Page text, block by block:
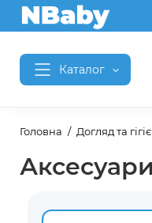
Каталог
Головна Догляд та